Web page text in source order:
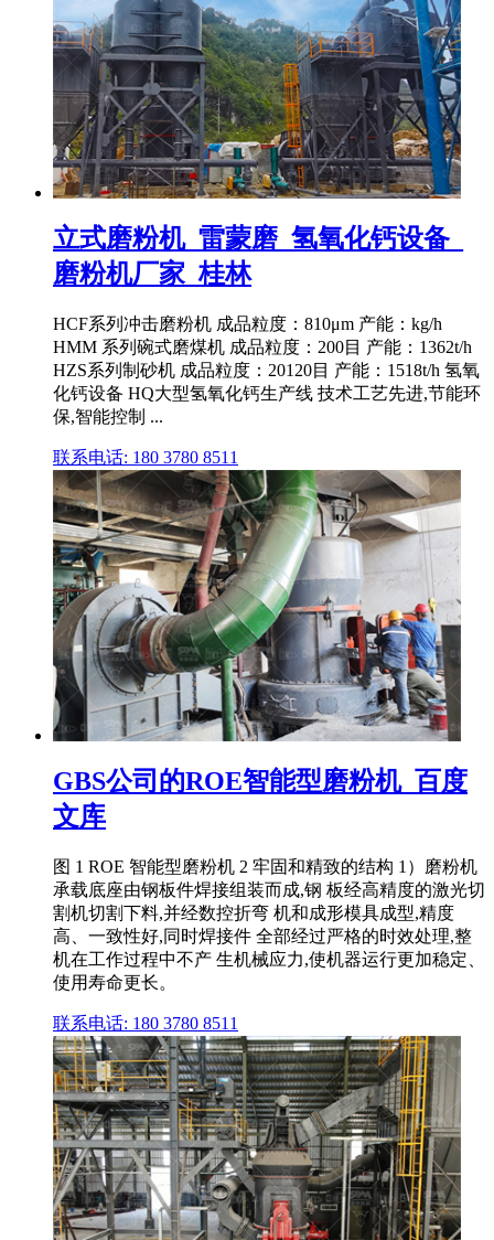
立式磨粉机_雷蒙磨_氢氧化钙设备_
磨粉机厂家_桂林
HCF系列冲击磨粉机 成品粒度：810μm 产能：kg/h
HMM 系列碗式磨煤机 成品粒度：200目 产能：1362t/h
HZS系列制砂机 成品粒度：20120目 产能：1518t/h 氢氧
化钙设备 HQ大型氢氧化钙生产线 技术工艺先进,节能环
保,智能控制 ...
联系电话: 180 3780 8511
GBS公司的ROE智能型磨粉机_百度
文库
图 1 ROE 智能型磨粉机 2 牢固和精致的结构 1）磨粉机
承载底座由钢板件焊接组装而成,钢 板经高精度的激光切
割机切割下料,并经数控折弯 机和成形模具成型,精度
高、一致性好,同时焊接件 全部经过严格的时效处理,整
机在工作过程中不产 生机械应力,使机器运行更加稳定、
使用寿命更长。
联系电话: 180 3780 8511